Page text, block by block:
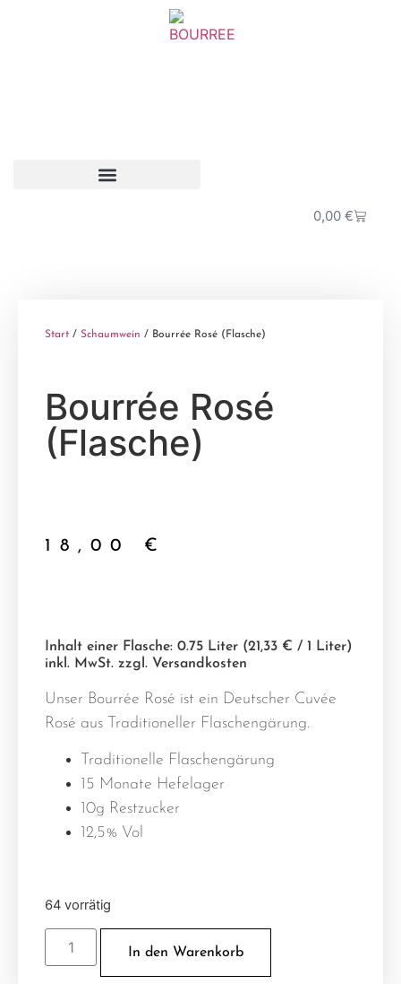
0,00 €
Start / Schaumwein / Bourrée Rosé (Flasche)
Bourrée Rosé
(Flasche)
18,00 €
Inhalt einer Flasche: 0.75 Liter (21,33 € / 1 Liter)
inkl. MwSt. zzgl. Versandkosten
Unser Bourrée Rosé ist ein Deutscher Cuvée
Rosé aus Traditioneller Flaschengärung.
Traditionelle Flaschengärung
15 Monate Hefelager
10g Restzucker
12,5% Vol
64 vorrätig
In den Warenkorb